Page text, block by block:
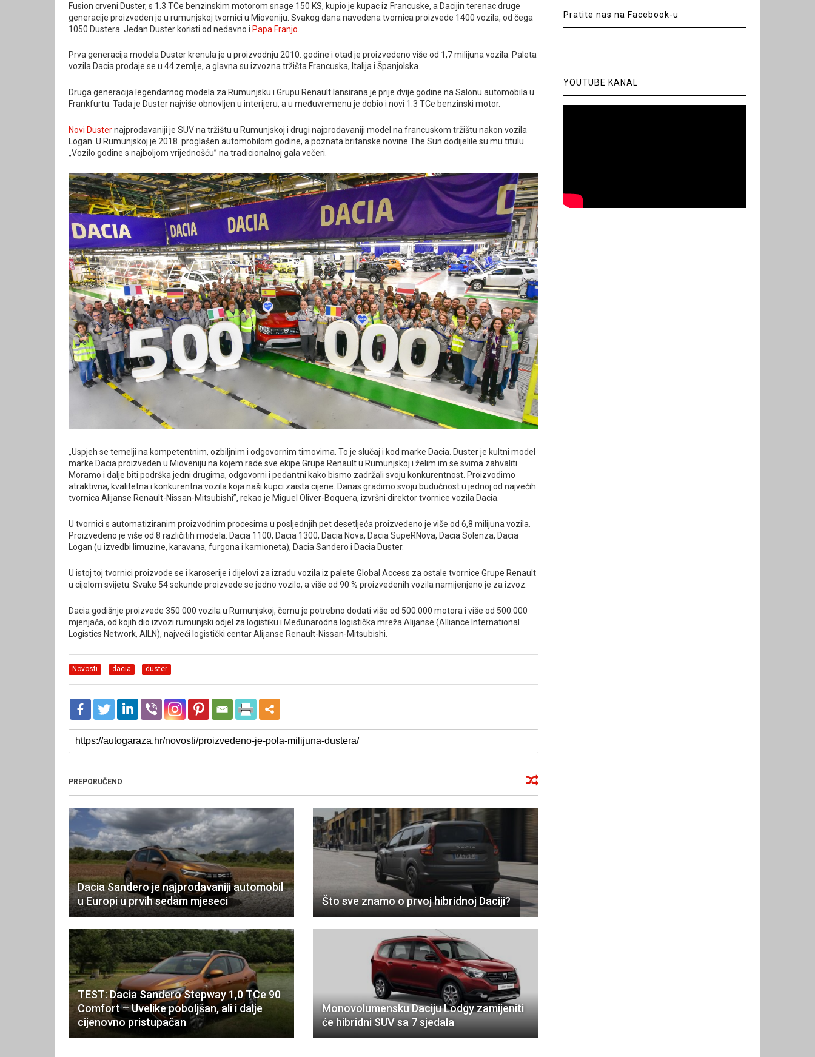
Fusion crveni Duster, s 1.3 TCe benzinskim motorom snage 150 KS, kupio je kupac iz Francuske, a Dacijin terenac druge
generacije proizveden je u rumunjskoj tvornici u Mioveniju. Svakog dana navedena tvornica proizvede 1400 vozila, od čega
1050 Dustera. Jedan Duster koristi od nedavno i Papa Franjo
Prva generacija modela Duster krenula je u proizvodnju 2010. godine i otad je proizvedeno više od 1,7 milijuna vozila. Paleta
vozila Dacia prodaje se u 44 zemlje, a glavna su izvozna tržišta Francuska, Italija i Španjolska.
Druga generacija legendarnog modela za Rumunjsku i Grupu Renault lansirana je prije dvije godine na Salonu automobila u
Frankfurtu. Tada je Duster najviše obnovljen u interijeru, a u međuvremenu je dobio i novi 1.3 TCe benzinski motor.
Novi Dusternajprodavaniji je SUV na tržištu u Rumunjskoj i drugi najprodavaniji model na francuskom tržištu nakon vozila
Logan. U Rumunjskoj je 2018. proglašen automobilom godine, a poznata britanske novine The Sun dodijelile su mu titulu
„Vozilo godine s najboljom vrijednošću” na tradicionalnoj gala večeri.
„Uspjeh se temelji na kompetentnim, ozbiljnim i odgovornim timovima. To je slučaj i kod marke Dacia. Duster je kultni model
marke Dacia proizveden u Mioveniju na kojem rade sve ekipe Grupe Renault u Rumunjskoj i želim im se svima zahvaliti.
Moramo i dalje biti podrška jedni drugima, odgovorni i pedantni kako bismo zadržali svoju konkurentnost. Proizvodimo
atraktivna, kvalitetna i konkurentna vozila koja naši kupci zaista cijene. Danas gradimo svoju budućnost u jednoj od najvećih
tvornica Alijanse Renault-Nissan-Mitsubishi”, rekao je Miguel Oliver-Boquera, izvršni direktor tvornice vozila Dacia.
U tvornici s automatiziranim proizvodnim procesima u posljednjih pet desetljeća proizvedeno je više od 6,8 milijuna vozila.
Proizvedeno je više od 8 različitih modela: Dacia 1100, Dacia 1300, Dacia Nova, Dacia SupeRNova, Dacia Solenza, Dacia
Logan (u izvedbi limuzine, karavana, furgona i kamioneta), Dacia Sandero i Dacia Duster.
U istoj toj tvornici proizvode se i karoserije i dijelovi za izradu vozila iz palete Global Access za ostale tvornice Grupe Renault
u cijelom svijetu. Svake 54 sekunde proizvede se jedno vozilo, a više od 90 % proizvedenih vozila namijenjeno je za izvoz.
Dacia godišnje proizvede 350 000 vozila u Rumunjskoj, čemu je potrebno dodati više od 500.000 motora i više od 500.000
mjenjača, od kojih dio izvozi rumunjski odjel za logistiku i Međunarodna logistička mreža Alijanse (Alliance International
Logistics Network, AILN), najveći logistički centar Alijanse Renault-Nissan-Mitsubishi.
Novosti dacia duster
PREPORUČENO
Dacia Sandero je najprodavaniji automobil
u Europi u prvih sedam mjeseci
Što sve znamo o prvoj hibridnoj Daciji?
TEST: Dacia Sandero Stepway 1,0 TCe 90
Comfort – Uvelike poboljšan, ali i dalje
cijenovno pristupačan
Monovolumensku Daciju Lodgy zamijeniti
će hibridni SUV sa 7 sjedala
Pratite nas na Facebook-u
YOUTUBE KANAL